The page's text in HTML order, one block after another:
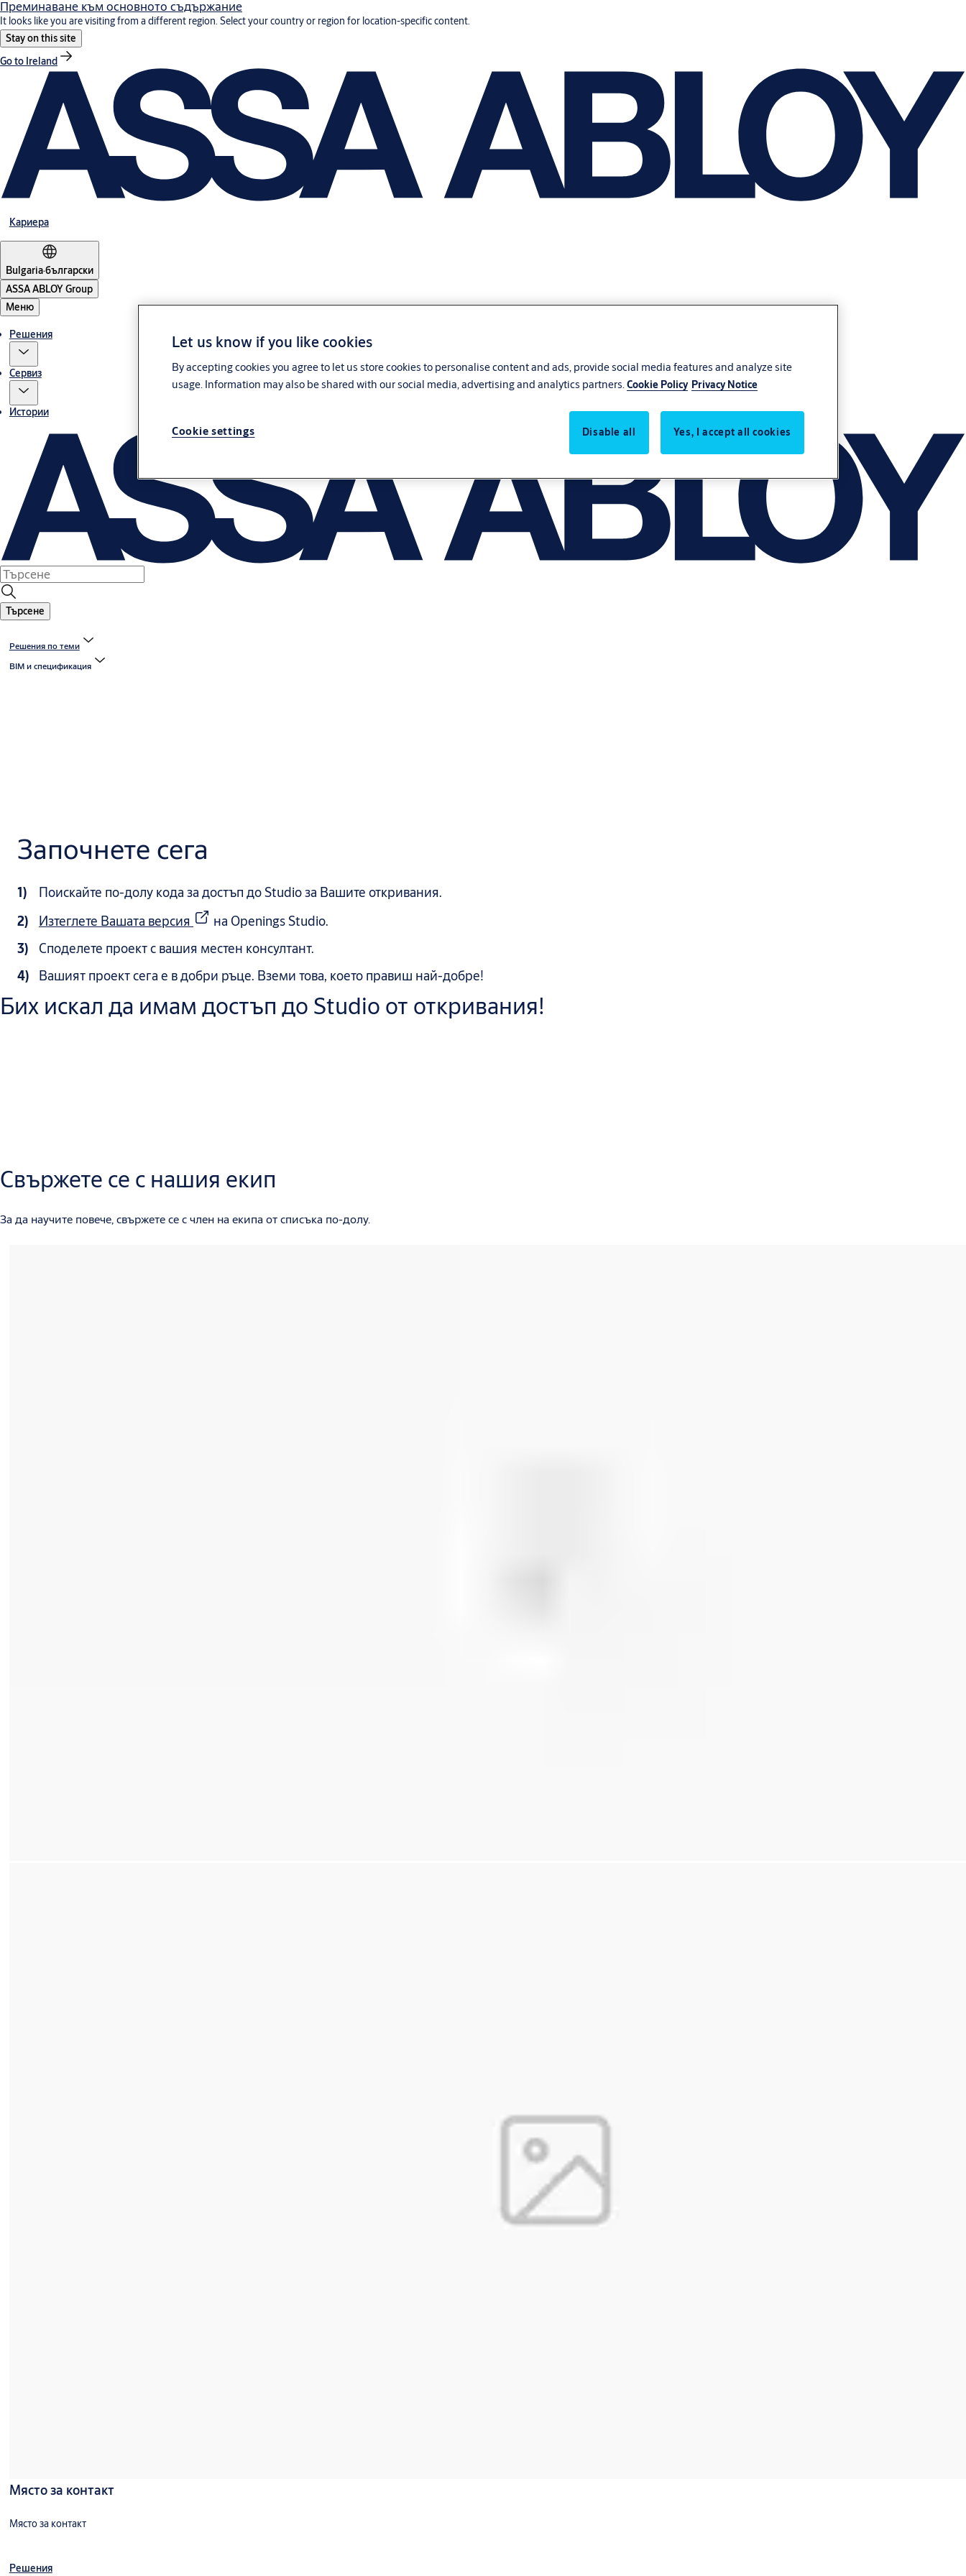
Преминаване към основното съдържание
It looks like you are visiting from a different region. Select your country or region for location-specific content.
Stay on this site
Go to Ireland
Кариера
Bulgaria·български
ASSA ABLOY Group
Меню
Решения
Сервиз
Истории
Търсене
Решения по теми
BIM и спецификация
Започнете сега
Поискайте по-долу кода за достъп до Studio за Вашите откривания.
Изтеглете Вашата версия
на Openings Studio.
Споделете проект с вашия местен консултант.
Вашият проект сега е в добри ръце. Вземи това, което правиш най-добре!
Бих искал да имам достъп до Studio от откривания!
Свържете се с нашия екип
За да научите повече, свържете се с член на екипа от списъка по-долу.
Място за контакт
Място за контакт
Решения
Let us know if you like cookies
By accepting cookies you agree to let us store cookies to personalise content and ads, provide social media features and analyze site
usage. Information may also be shared with our social media, advertising and analytics partners.Cookie Policy Privacy Notice
Disable all Yes, I accept all cookies
Cookie settings